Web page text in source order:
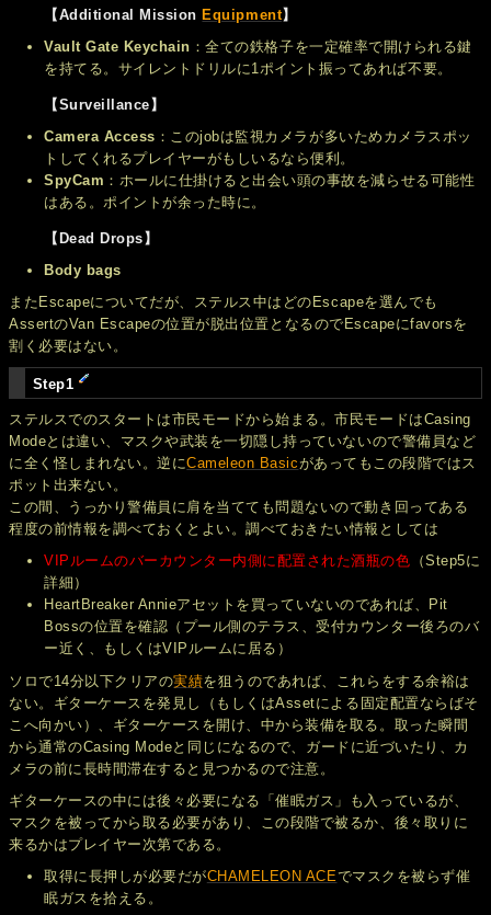
【Additional MissionEquipment】
Vault Gate Keychain ：全ての鉄格子を一定確率で開けられる鍵
を持てる。サイレントドリルに1ポイント振ってあれば不要。
【Surveillance】
Camera Access ：このjobは監視カメラが多いためカメラスポッ
トしてくれるプレイヤーがもしいるなら便利。
SpyCam ：ホールに仕掛けると出会い頭の事故を減らせる可能性
はある。ポイントが余った時に。
【Dead Drops】
Body bags
またEscapeについてだが、ステルス中はどのEscapeを選んでも
AssertのVan Escapeの位置が脱出位置となるのでEscapeにfavorsを
割く必要はない。
Step1
ステルスでのスタートは市民モードから始まる。市民モードはCasing
Modeとは違い、マスクや武装を一切隠し持っていないので警備員など
に全く怪しまれない。逆にCameleon Basicがあってもこの段階ではス
ポット出来ない。
この間、うっかり警備員に肩を当てても問題ないので動き回ってある
程度の前情報を調べておくとよい。調べておきたい情報としては
VIPルームのバーカウンター内側に配置された酒瓶の色 （Step5に
詳細）
HeartBreaker Annieアセットを買っていないのであれば、Pit
Bossの位置を確認（プール側のテラス、受付カウンター後ろのバ
ー近く、もしくはVIPルームに居る）
ソロで14分以下クリアの実績を狙うのであれば、これらをする余裕は
ない。ギターケースを発見し（もしくはAssetによる固定配置ならばそ
こへ向かい）、ギターケースを開け、中から装備を取る。取った瞬間
から通常のCasing Modeと同じになるので、ガードに近づいたり、カ
メラの前に長時間滞在すると見つかるので注意。
ギターケースの中には後々必要になる「催眠ガス」も入っているが、
マスクを被ってから取る必要があり、この段階で被るか、後々取りに
来るかはプレイヤー次第である。
取得に長押しが必要だがCHAMELEON ACEでマスクを被らず催
眠ガスを拾える。